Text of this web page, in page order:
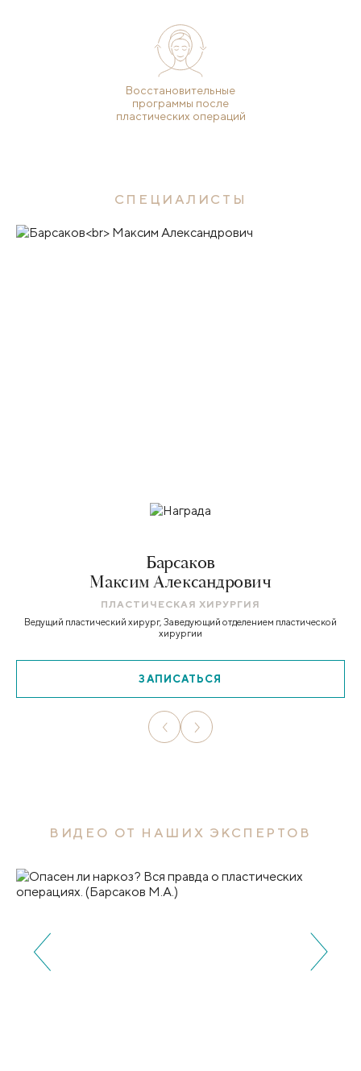
Восстановительные
программы после
пластических операций
СПЕЦИАЛИСТЫ
Барсаков
Максим Александрович
ПЛАСТИЧЕСКАЯ ХИРУРГИЯ
Ведущий пластический хирург, Заведующий отделением пластической
хирургии
ЗАПИСАТЬСЯ
ВИДЕО ОТ НАШИХ ЭКСПЕРТОВ